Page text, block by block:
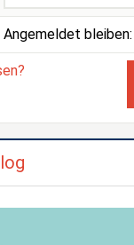
Angemeldet bleiben: